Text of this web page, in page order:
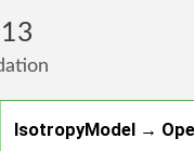
13
Foundation
IsotropyModel →